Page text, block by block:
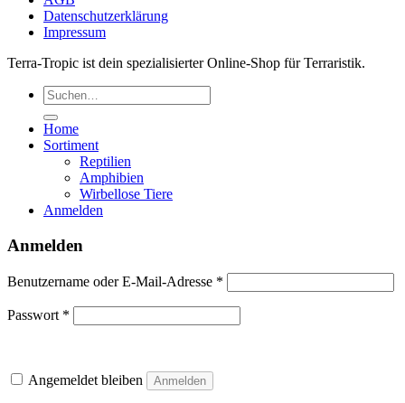
Datenschutzerklärung
Impressum
Terra-Tropic ist dein spezialisierter Online-Shop für Terraristik.
Suchen
nach:
Home
Sortiment
Reptilien
Amphibien
Wirbellose Tiere
Anmelden
Anmelden
Benutzername oder E-Mail-Adresse *
Passwort *
Angemeldet bleiben Anmelden